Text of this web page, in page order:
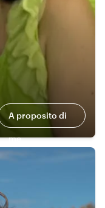
A proposito di
me